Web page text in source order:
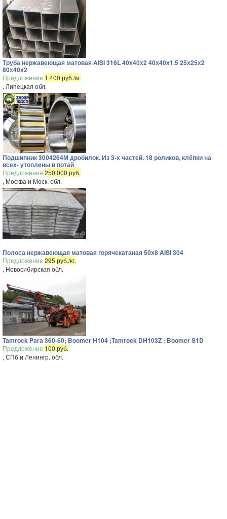
Труба нержавеющая матовая AISI 316L 40х40х2 40х40х1.5 25х25х2
80х40х2
Предложение 1 400 руб./м.
, Липецкая обл.
Подшипник 3004264М дробилок. Из 3-х частей. 18 роликов, клёпки на
всех- утоплены в потай
Предложение 250 000 руб.
, Москва и Моск. обл.
Полоса нержавеющая матовая горячекатаная 50х8 AISI 304
Предложение 295 руб./кг.
, Новосибирская обл.
Tamrock Para 360-60; Boomer H104 ;Tamrock DH103Z ; Boomer S1D
Предложение 100 руб.
, СПб и Ленингр. обл.